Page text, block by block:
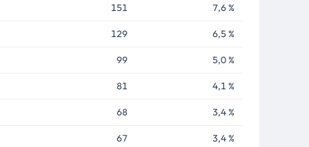
151 7,6 %
129 6,5 %
99 5,0 %
81 4,1 %
68 3,4 %
67 3,4 %